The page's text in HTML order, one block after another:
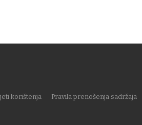
korištenja Pravila prenošenja sadržaja